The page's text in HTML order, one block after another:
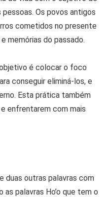
Os povos antigos
cometidos no presente
memórias do passado.
é colocar o foco
conseguir eliminá-los, e
Esta prática também
enfrentarem com mais
duas outras palavras com
as palavras Ho’o que tem o